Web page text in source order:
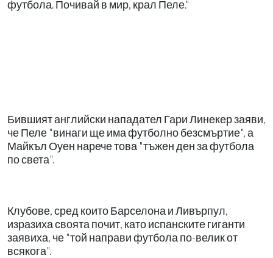
футбола. Почивай в мир, крал Пеле."
Бившият английски нападател Гари Линекер заяви,
че Пеле "винаги ще има футболно безсмъртие", а
Майкъл Оуен нарече това "тъжен ден за футбола
по света".
Клубове, сред които Барселона и Ливърпул,
изразиха своята почит, като испанските гиганти
заявиха, че "той направи футбола по-велик от
всякога".